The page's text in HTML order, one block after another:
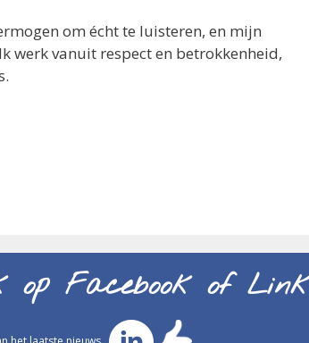
om écht te luisteren, en mijn
werk vanuit respect en betrokkenheid,
op Facebook of